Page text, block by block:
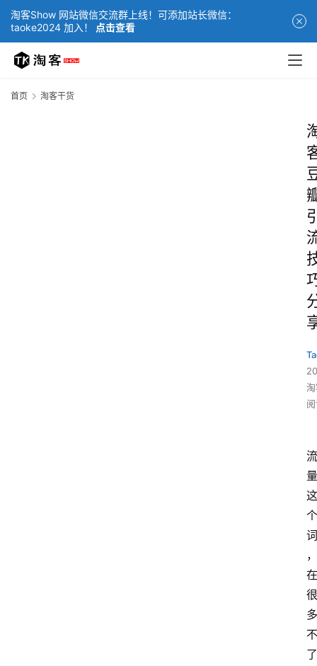
淘客Show 网站微信交流群上线！可添加站长微信：
taoke2024 加入！
点击查看
首页 淘客干货
流
量
这
个
词
，
在
很
多
不
了